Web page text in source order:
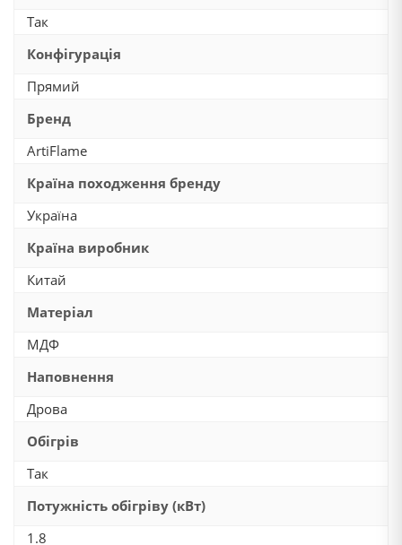
Так
Конфігурація
Прямий
Бренд
ArtiFlame
Країна походження бренду
Україна
Країна виробник
Китай
Матеріал
МДФ
Наповнення
Дрова
Обігрів
Так
Потужність обігріву (кВт)
1.8